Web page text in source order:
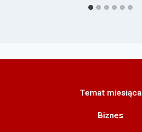
Temat miesiąca
Biznes